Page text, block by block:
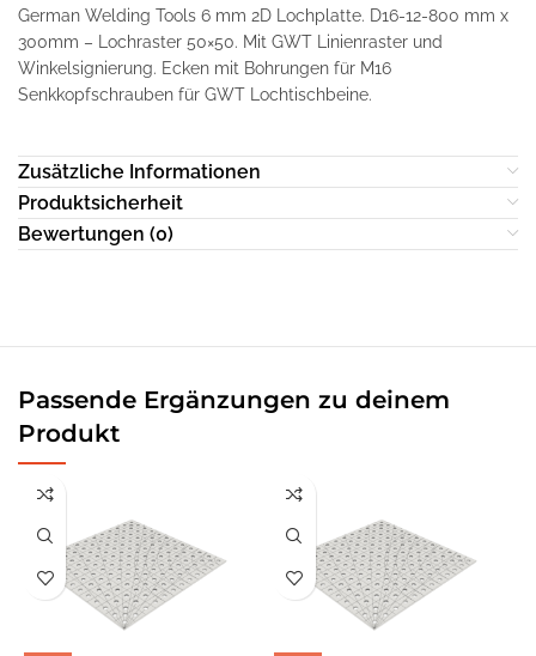
German Welding Tools 6 mm 2D Lochplatte. D16-12-800 mm x
300mm – Lochraster 50×50. Mit GWT Linienraster und
Winkelsignierung. Ecken mit Bohrungen für M16
Senkkopfschrauben für GWT Lochtischbeine.
Zusätzliche Informationen
Produktsicherheit
Bewertungen (0)
Passende Ergänzungen zu deinem
Produkt